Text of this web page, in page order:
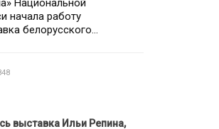
Национальной
начала работу
белорусского…
выставка Ильи Репина,